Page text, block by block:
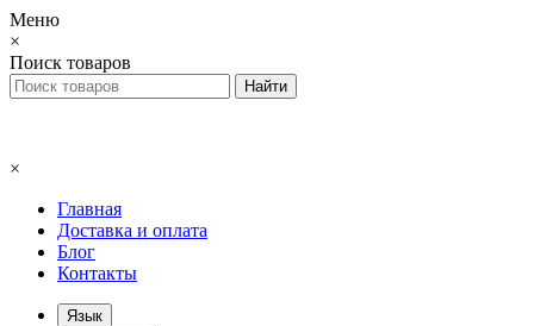
Меню
×
Поиск товаров
×
Главная
Доставка и оплата
Блог
Контакты
Язык